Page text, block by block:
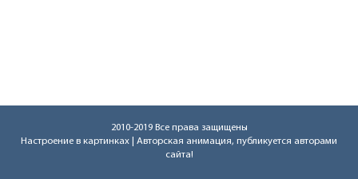
2010-2019 Все права защищены
Настроение в картинках | Авторская анимация, публикуется авторами
сайта!